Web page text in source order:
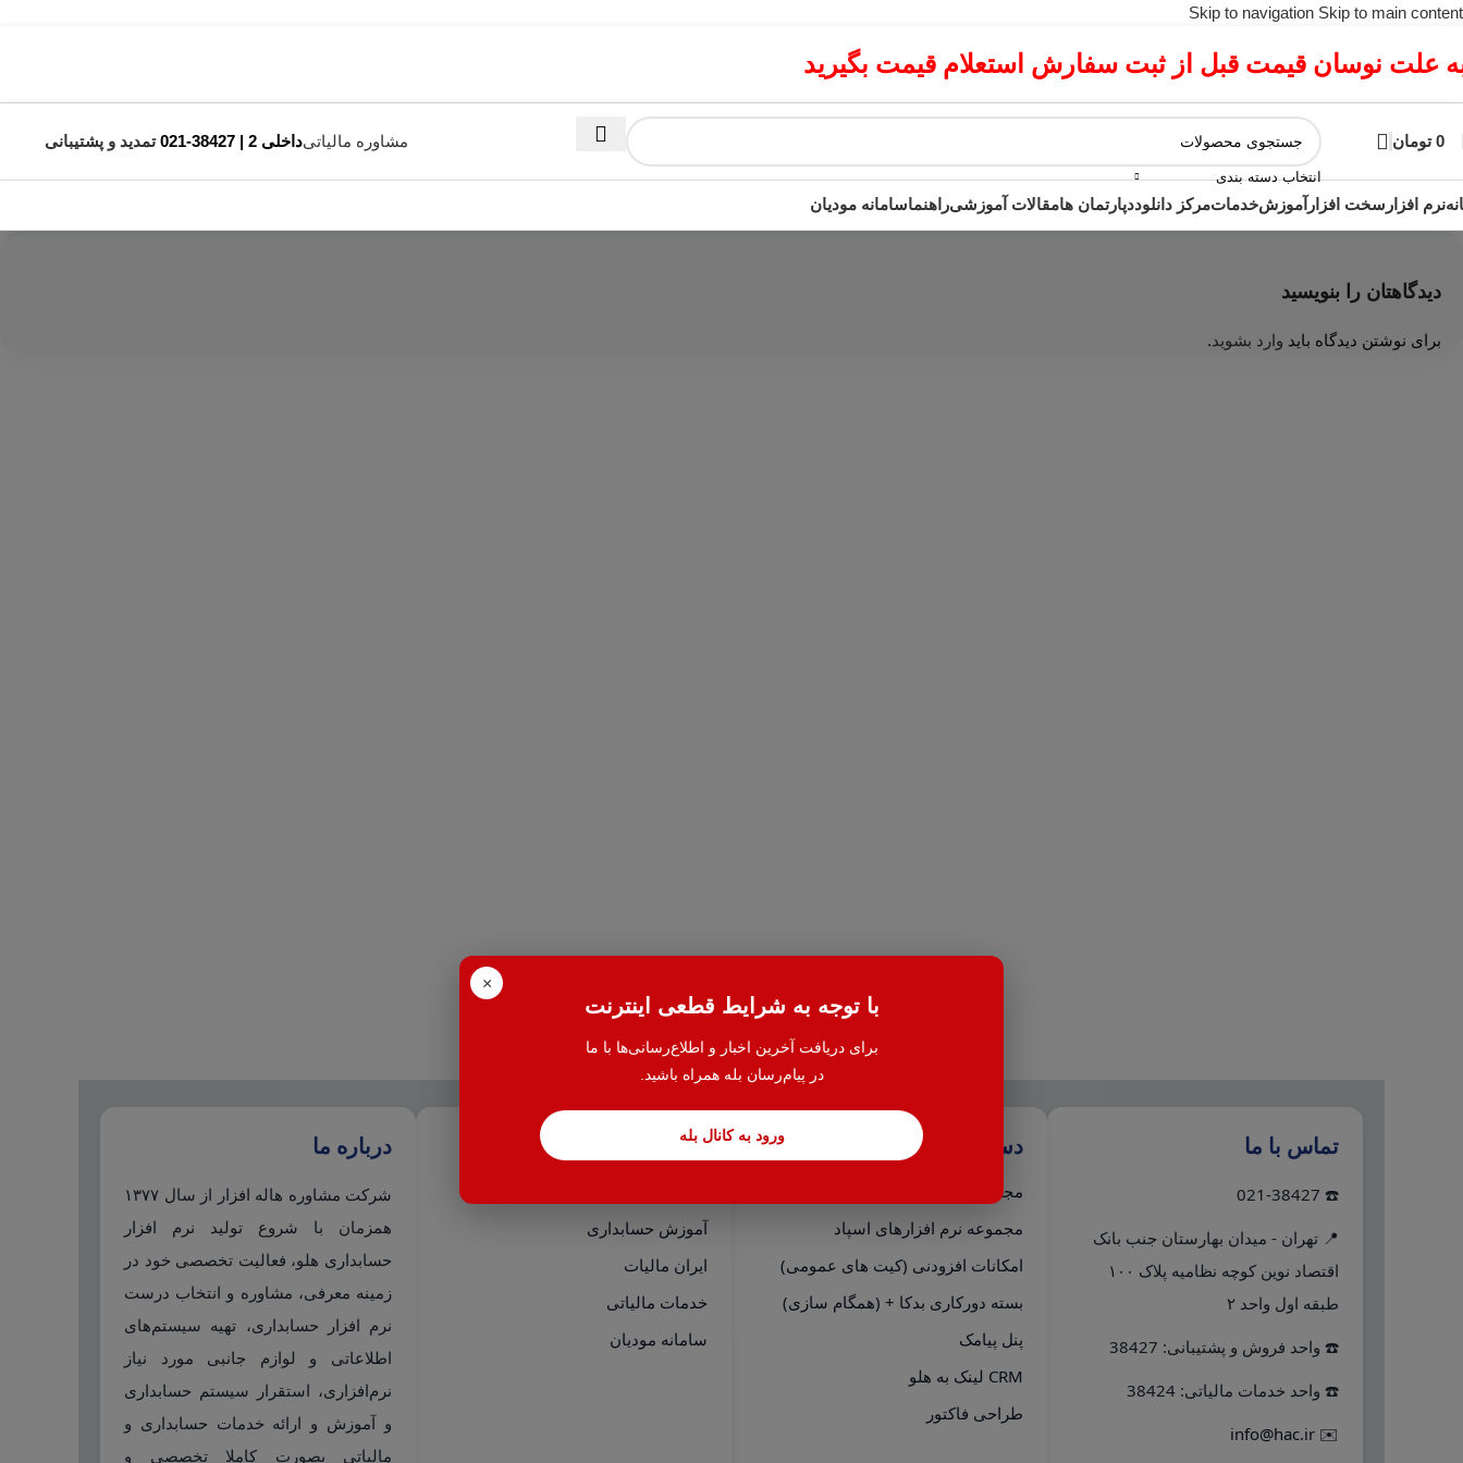
Skip to navigation Skip to main content
علت نوسان قیمت قبل از ثبت سفارش استعلام قیمت بگیرید
0 تومان
انتخاب دسته بندی
مشاوره مالیاتیداخلی 2 | 38427-021 تمدید و پشتیبانی
نرم افزار سخت افزار آموزشخدماتمرکز دانلوددپارتمان هامقالات آموزشیراهنماسامانه مودیان
×
با توجه به شرایط قطعی اینترنت
برای دریافت آخرین اخبار و اطلاع‌رسانی‌ها با ما
در پیام‌رسان بله همراه باشید.
ورود به کانال بله
دیدگاهتان را بنویسید
برای نوشتن دیدگاه باید وارد بشوید .
تماس با ما
☎️ 021-38427
📍 تهران - میدان بهارستان جنب بانک
اقتصاد نوین کوچه نظامیه پلاک ۱۰۰
طبقه اول واحد ۲
☎️ واحد فروش و پشتیبانی: 38427
☎️ واحد خدمات مالیاتی: 38424
✉️
info@hac.ir
دسترسی سریع
مجموعه نرم افزارهای هلو
مجموعه نرم افزارهای اسپاد
امکانات افزودنی (کیت های عمومی)
بسته دورکاری بدکا + (همگام سازی)
پنل پیامک
CRM لینک به هلو
طراحی فاکتور
خدمات
آموزش حسابداری
ایران مالیات
خدمات مالیاتی
سامانه مودیان
درباره ما
شرکت مشاوره هاله افزار از سال ۱۳۷۷
همزمان با شروع تولید نرم افزار
حسابداری هلو، فعالیت تخصصی خود در
زمینه معرفی، مشاوره و انتخاب درست
نرم افزار حسابداری، تهیه سیستم‌های
اطلاعاتی و لوازم جانبی مورد نیاز
نرم‌افزاری، استقرار سیستم حسابداری
و آموزش و ارائه خدمات حسابداری و
مالیاتی بصورت کاملا تخصصی و